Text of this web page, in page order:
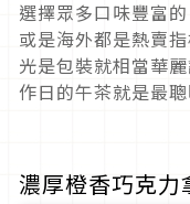
選擇眾多口味豐富
或是海外都是熱賣
光是包裝就相當華
作日的午茶就是最
濃厚橙香巧克力